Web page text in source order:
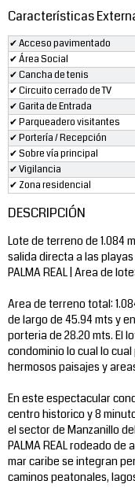
Características
✔ Acceso pavimentado
✔ Área Social
✔ Cancha de tenis
✔ Circuito cerrado de TV
✔ Garita de Entrada
✔ Parqueadero visitantes
✔ Portería / Recepción
✔ Sobre vía principal
✔ Vigilancia
✔ Zona residencial
DESCRIPCIÓN
Lote de terreno de 1.084
salida directa a las playas
PALMA REAL | Area de
Area de terreno total:
de largo de 45.94 mts y
porteria de 28.20 mts. El
condominio lo cual lo
hermosos paisajes y
En este espectacular
centro historico y 8
el sector de Manzanillo
PALMA REAL rodeado
mar caribe se integran
caminos peatonales,